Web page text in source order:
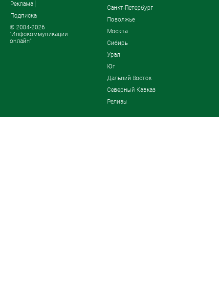
Реклама
Подписка
© 2004-2026
"Инфокоммуникации
онлайн"
Санкт-Петербург
Поволжье
Москва
Сибирь
Урал
Юг
Дальний Восток
Северный Кавказ
Релизы